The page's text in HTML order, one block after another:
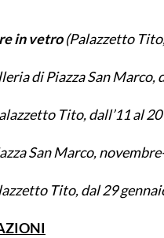
in vetro(Palazzetto
di Piazza San
Tito, dall’11 al
San Marco,
Tito, dal 29